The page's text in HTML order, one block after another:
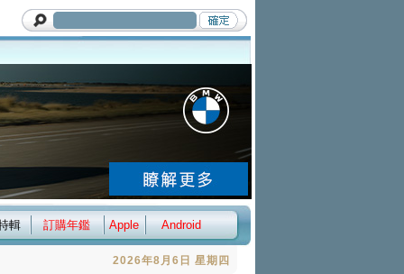
輯 訂購年鑑 Apple Android
2026年8月6日 星期四